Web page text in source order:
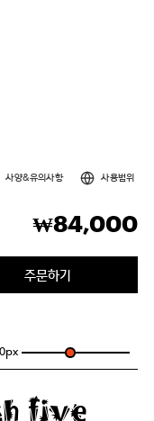
사양&유의사항 사용범위
₩84,000
주문하기
px
five